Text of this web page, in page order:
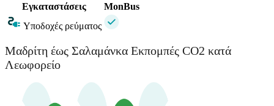
Εγκαταστάσεις
MonBus
Υποδοχές ρεύματος
Μαδρίτη έως Σαλαμάνκα Εκπομπές CO2 κατά
Λεωφορείο